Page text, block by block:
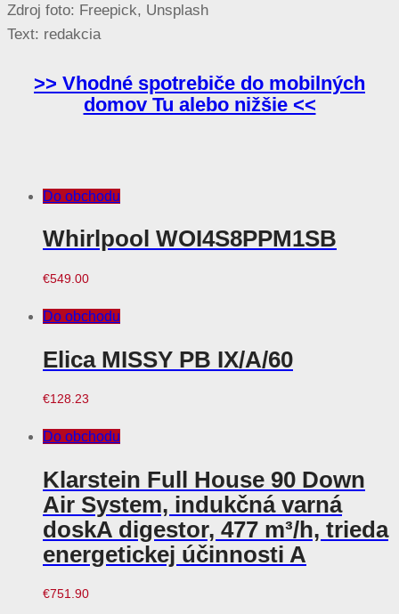
Zdroj foto: Freepick, Unsplash
Text: redakcia
>> Vhodné spotrebiče do mobilných
domov Tu alebo nižšie <<
Do obchodu
Whirlpool WOI4S8PPM1SB
€549.00
Do obchodu
Elica MISSY PB IX/A/60
€128.23
Do obchodu
Klarstein Full House 90 Down
Air System, indukčná varná
doskA digestor, 477 m³/h, trieda
energetickej účinnosti A
€751.90